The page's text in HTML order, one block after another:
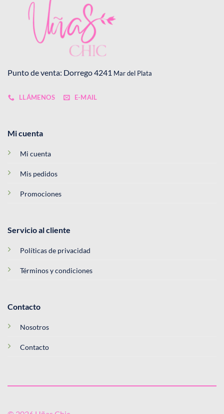
Punto de venta: Dorrego 4241 Mar del Plata
LLÁMENOS E-MAIL
Mi cuenta
Mi cuenta
Mis pedidos
Promociones
Servicio al cliente
Políticas de privacidad
Términos y condiciones
Contacto
Nosotros
Contacto